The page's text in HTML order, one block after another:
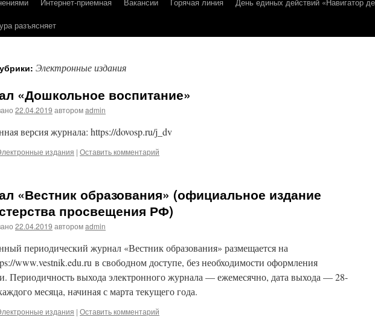
разъясняет
Электронные издания
«Дошкольное воспитание»
22.04.2019 авторомadmin
версия журнала: https://dovosp.ru/j_dv
издания | Оставить комментарий
«Вестник образования» (официальное издание
просвещения РФ)
22.04.2019 авторомadmin
периодический журнал «Вестник образования» размещается на
www.vestnik.edu.ru в свободном доступе, без необходимости оформления
Периодичность выхода электронного журнала — ежемесячно, дата выхода — 28-
месяца, начиная с марта текущего года.
издания | Оставить комментарий